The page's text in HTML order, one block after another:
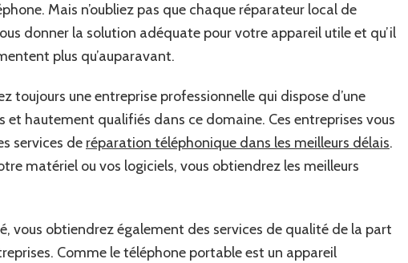
Mais n’oubliez pas que chaque réparateur local de
donner la solution adéquate pour votre appareil utile et qu’il
plus qu’auparavant.
toujours une entreprise professionnelle qui dispose d’une
et hautement qualifiés dans ce domaine. Ces entreprises vous
services de réparation téléphonique dans les meilleurs délais.
matériel ou vos logiciels, vous obtiendrez les meilleurs
vous obtiendrez également des services de qualité de la part
Comme le téléphone portable est un appareil